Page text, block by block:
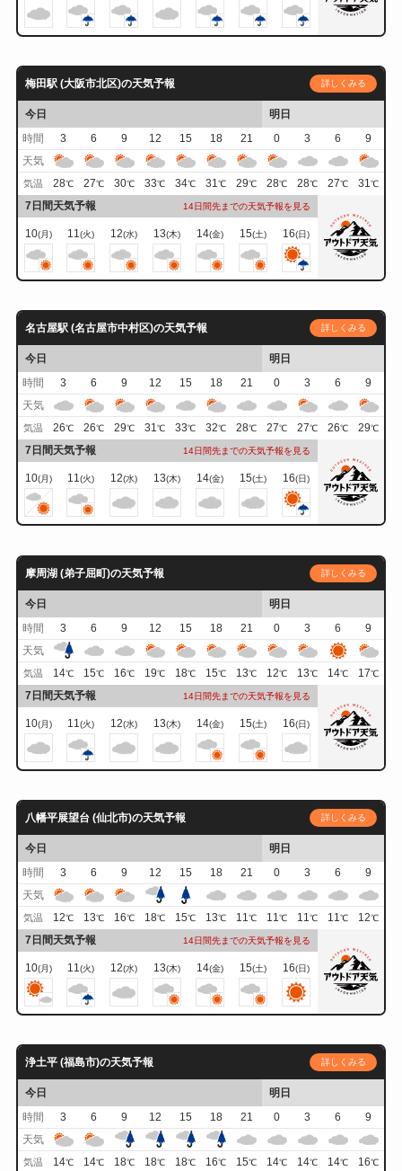
梅田駅 (大阪市北区)の天気予報 詳しくみる
今日
明日
時間
3 6 9 12 15 18 21 0 3 6
9
天気
気温 28℃ 27℃ 30℃ 33℃ 34℃ 31℃ 29℃ 28℃ 28℃ 27℃ 31℃
7日間天気予報 14日間先までの天気予報を見る
10(月) 11(火) 12(水) 13(木) 14(金) 15(土) 16(日)
名古屋駅 (名古屋市中村区)の天気予報 詳しくみる
今日
明日
時間
3 6 9 12 15 18 21 0 3 6
9
天気
気温 26℃ 26℃ 29℃ 31℃ 33℃ 32℃ 28℃ 27℃ 27℃ 26℃ 29℃
7日間天気予報 14日間先までの天気予報を見る
10(月) 11(火) 12(水) 13(木) 14(金) 15(土) 16(日)
摩周湖 (弟子屈町)の天気予報 詳しくみる
今日
明日
時間
3 6 9 12 15 18 21 0 3 6
9
天気
気温 14℃ 15℃ 16℃ 19℃ 18℃ 15℃ 13℃ 12℃ 13℃ 14℃ 17℃
7日間天気予報 14日間先までの天気予報を見る
10(月) 11(火) 12(水) 13(木) 14(金) 15(土) 16(日)
八幡平展望台 (仙北市)の天気予報 詳しくみる
今日
明日
時間
3 6 9 12 15 18 21 0 3 6
9
天気
気温 12℃ 13℃ 16℃ 18℃ 15℃ 13℃ 11℃ 11℃ 11℃ 11℃ 12℃
7日間天気予報 14日間先までの天気予報を見る
10(月) 11(火) 12(水) 13(木) 14(金) 15(土) 16(日)
浄土平 (福島市)の天気予報 詳しくみる
今日
明日
時間
3 6 9 12 15 18 21 0 3 6
9
天気
気温 14℃ 14℃ 18℃ 18℃ 18℃ 16℃ 15℃ 14℃ 14℃ 14℃ 16℃